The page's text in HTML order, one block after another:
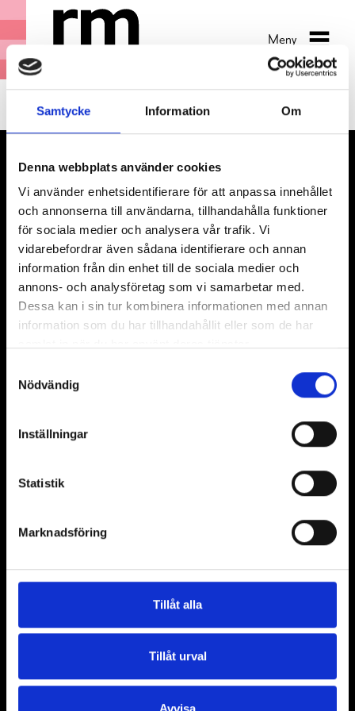
Samtycke Information Om
Denna webbplats använder cookies
Vi använder enhetsidentifierare för att anpassa innehållet
och annonserna till användarna, tillhandahålla funktioner
för sociala medier och analysera vår trafik. Vi
vidarebefordrar även sådana identifierare och annan
information från din enhet till de sociala medier och
annons- och analysföretag som vi samarbetar med.
Dessa kan i sin tur kombinera informationen med annan
information som du har tillhandahållit eller som de har
Nödvändig
Inställningar
Statistik
Marknadsföring
Tillåt alla
Tillåt urval
Avvisa
Meny
Besök
HS utställning
10600 Ekenäs
+358 (0) 19 289 2512
FacebookInstagram